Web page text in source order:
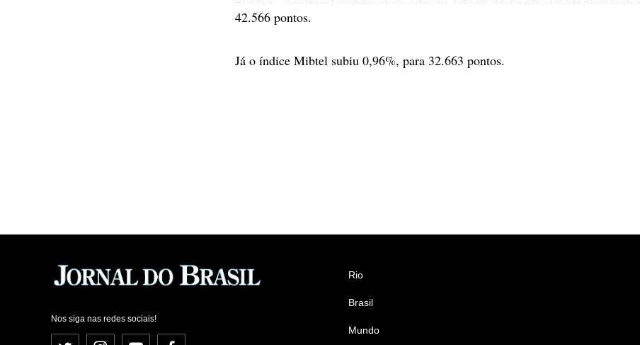
42.566 pontos.
Já o índice Mibtel subiu 0,96%, para 32.663 pontos.
Nos siga nas redes sociais!
Rio
Brasil
Mundo